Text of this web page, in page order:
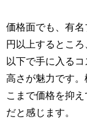
価格面でも、有
円以上するとこ
以下で手に入る
高さが魅力です。
こまで価格を抑
だと感じます。